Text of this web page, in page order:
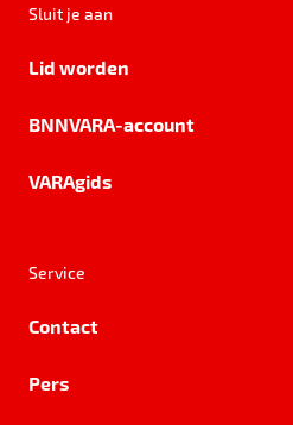
Sluit je aan
Lid worden
BNNVARA-account
VARAgids
Service
Contact
Pers